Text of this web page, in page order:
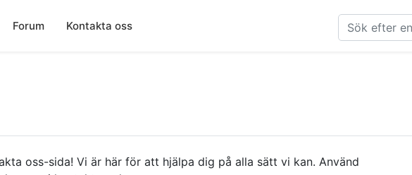
Forum Kontakta oss
oss-sida! Vi är här för att hjälpa dig på alla sätt vi kan. Använd